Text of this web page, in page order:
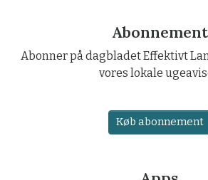
Abonnement
Abonner på dagbladet Effektivt
vores lokale
Køb abonnement